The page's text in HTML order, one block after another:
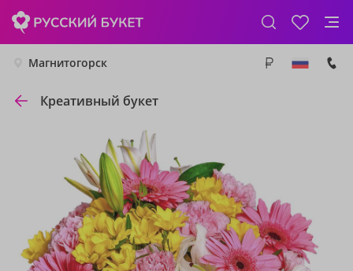
Магнитогорск
Креативный букет